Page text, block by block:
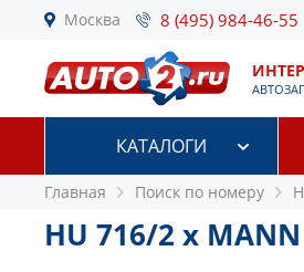
Москва 8 (495) 984-46-55
КАТАЛОГИ
Главная Поиск по номеру
HU 716/2 x